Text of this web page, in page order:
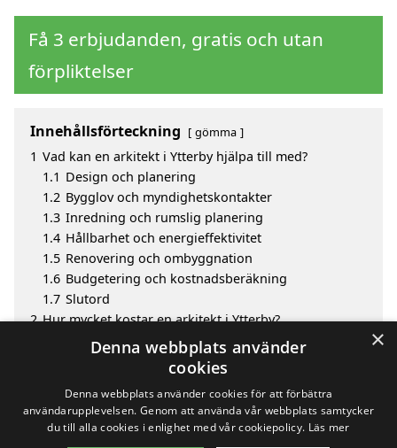
Få 3 erbjudanden, gratis och utan
förpliktelser
Innehållsförteckning gömma
1 Vad kan en arkitekt i Ytterby hjälpa till med?
1.1 Design och planering
1.2 Bygglov och myndighetskontakter
1.3 Inredning och rumslig planering
1.4 Hållbarhet och energieffektivitet
1.5 Renovering och ombyggnation
1.6 Budgetering och kostnadsberäkning
1.7 Slutord
2 Hur mycket kostar en arkitekt i Ytterby?
Fördelar med att välja arkitekt i Ytterby
Sök efter en skicklig arkitekt i de omgivande städerna
×
Denna webbplats använder
cookies
Denna webbplats använder cookies för att förbättra
användarupplevelsen. Genom att använda vår webbplats samtycker
du till alla cookies i enlighet med vår cookiepolicy. Läs mer